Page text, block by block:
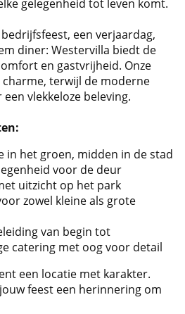
gelegenheid tot leven komt.
een verjaardag,
diner: Westervilla biedt de
en gastvrijheid. Onze
terwijl de moderne
vlekkeloze beleving.
in het groen, midden in de stad
voor de deur
uitzicht op het park
zowel kleine als grote
van begin tot
catering met oog voor detail
een locatie met karakter.
feest een herinnering om